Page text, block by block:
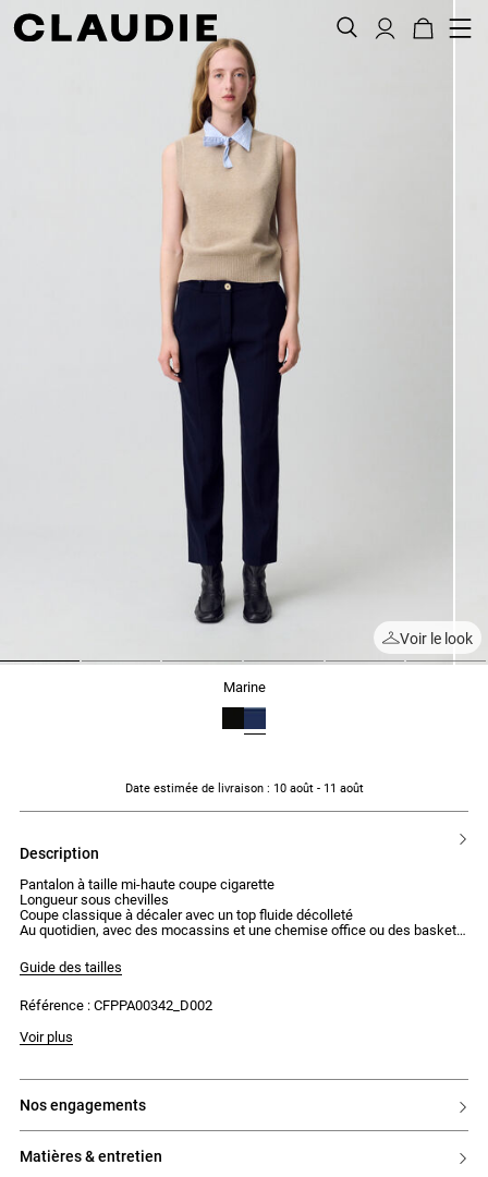
Voir le look
marine
Date estimée de livraison: 10 août - 11 août
description
Pantalon à taille mi-haute coupe cigarette
Longueur sous chevilles
Coupe classique à décaler avec un top fluide décolleté
Au quotidien, avec des mocassins et une chemise office ou des baskets
Guide des tailles
Référence : CFPPA00342_D002
La mannequin mesure 1m78 et porte une taille T36
Voir plus
nos engagements
matières & entretien